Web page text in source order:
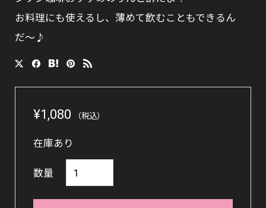
お料理にも使えるし、薄めて飲むこともできるん
だ〜♪
¥1,080 （税込）
在庫あり
数量
菊
昌